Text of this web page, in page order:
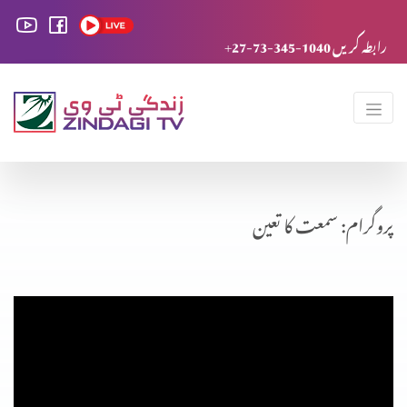
+27-73-345-1040 رابطہ کریں
پروگرام: سمعت کا تعین